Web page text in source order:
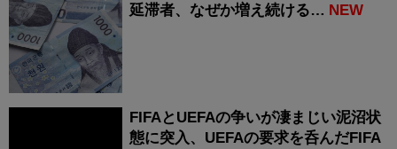
延滞者、なぜか増え続ける… NEW
FIFAとUEFAの争いが凄まじい泥沼状
態に突入、UEFAの要求を呑んだFIFA